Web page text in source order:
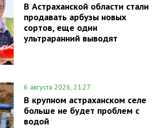
В Астраханской области стали
продавать арбузы новых
сортов, еще один
ультраранний выводят
6 августа 2026, 21:27
В крупном астраханском селе
больше не будет проблем с
водой